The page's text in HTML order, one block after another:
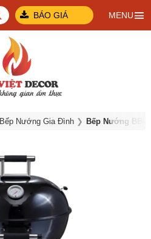
BÁO GIÁ MENU
Bếp Nướng Gia Đình Bếp Nướng BBQ